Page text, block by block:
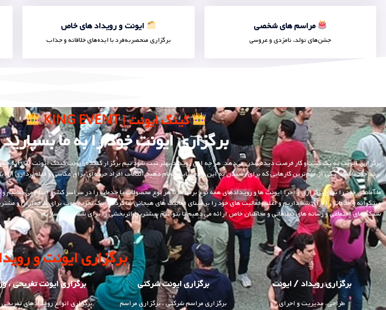
مراسم های شخصی
جشن‌های تولد، نامزدی و عروسی
ایونت و رویداد های خاص
برگزاری منحصر‌به‌فرد با ایده‌های خلاقانه و جذاب
کینگ ایونت | KING EVENT
برگزاری ایونت خود را به ما بسپارید
برگزاری ایونت‌ به یک کسب‌و کار فرصت دیده‌شدن می‌دهد. هر چه این رویداد بهتر ثبت شود تیم برگزار کننده ایونت کینگ ایونت با ارائه
برند خود باشید. یکی از مهم‌ترین کارهایی که برای رسیدن به این هدف باید انجام دهید انتخاب افراد حرفه‌ای برای عکاسی و فیلم‌برداری از
ما آمادگی خود را برای برگزاری و اجرا ایونت ها و رویدادهای همه نوع برند ها با هر نوع محصولات یا خدمات را در سراسر کشور اعلام می نماییم
مبتکرانه و خلاقانه را برای شما داریم و اغلب فعالیت های خود را بر مبنای فعالیت های هیجانی بنا کرده و یک تجربه خوب برای طرفداران و
شبکه های اجتماعی و رسانه های تبلیغاتی و مخاطبان خاص ارائه می دهیم تا بتوانیم بیشترین اثربخشی را برای شما محقق سازیم.
برگزاری ایونت و
برگزاری رویداد / ایونت
طراحی، مدیریت و اجرای
برگزاری ایونت شرکتی
برگزاری مراسم شرکتی ، برگزاری مراسم
برگزاری ایونت تغریحی ،
برگزاری انواع رویدادهای